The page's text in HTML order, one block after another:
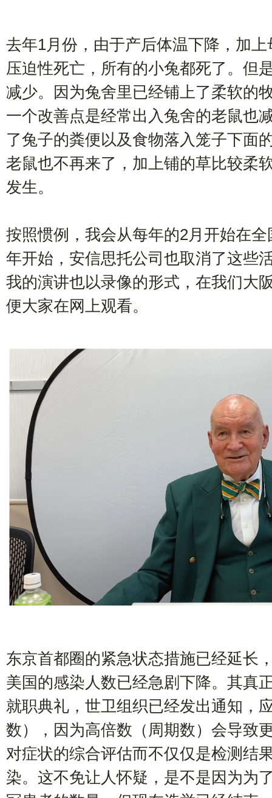
去年1月份，由于产后体温下降，加
压迫性死亡，所有的小兔都死了。但
减少。因为兔舍里已经铺上了柔软的
一个改善点是经常出入兔舍的老鼠也
了兔子的粪便以及食物落入笼子下面
老鼠也不再来了，加上铺的草比较柔
发生。
按照惯例，我会从每年的2月开始在
年开始，安信思托公司也取消了这些
我的演讲也以录像的形式，在我们大
便大家在网上观看。
东京首都圈的紧急状态措施已经延长
美国的感染人数已经急剧下降。其真
就职典礼，世卫组织已经发出通知，
数），因为高倍数（周期数）会导致
对症状的综合评估而不仅仅是检测结
染。这不免让人怀疑，是不是因为为